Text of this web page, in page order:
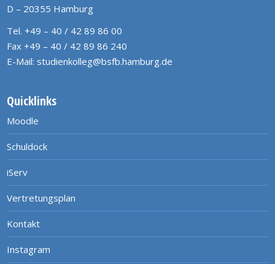
D – 20355 Hamburg
Tel. +49 – 40 / 42 89 86 00
Fax +49 – 40 / 42 89 86 240
E-Mail: studienkolleg@bsfb.hamburg.de
Quicklinks
Moodle
Schuldock
iServ
Vertretungsplan
Kontakt
Instagram